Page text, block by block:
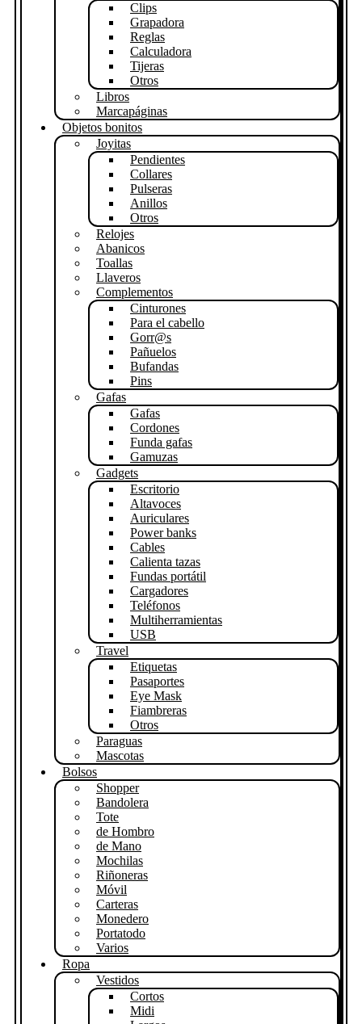
Clips
Grapadora
Reglas
Calculadora
Tijeras
Otros
Libros
Marcapáginas
Objetos bonitos
Joyitas
Pendientes
Collares
Pulseras
Anillos
Otros
Relojes
Abanicos
Toallas
Llaveros
Complementos
Cinturones
Para el cabello
Gorr@s
Pañuelos
Bufandas
Pins
Gafas
Gafas
Cordones
Funda gafas
Gamuzas
Gadgets
Escritorio
Altavoces
Auriculares
Power banks
Cables
Calienta tazas
Fundas portátil
Cargadores
Teléfonos
Multiherramientas
USB
Travel
Etiquetas
Pasaportes
Eye Mask
Fiambreras
Otros
Paraguas
Mascotas
Bolsos
Shopper
Bandolera
Tote
de Hombro
de Mano
Mochilas
Riñoneras
Móvil
Carteras
Monedero
Portatodo
Varios
Ropa
Vestidos
Cortos
Midi